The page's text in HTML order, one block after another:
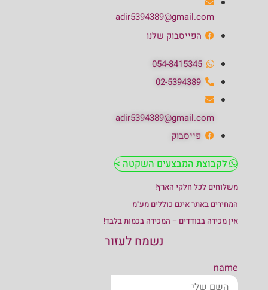
adir5394389@gmail.com
הפייסבוק שלנו
054-8415345
02-5394389
adir5394389@gmail.com
פייסבוק
לקבוצת המבצעים השקטה >
משלוחים לכל חלקי הארץ!
המחירים באתר אינם כוללים מע"מ
אין מכירה בבודדים – המכירה בכמות בלבד!
נשמח לעזור
name